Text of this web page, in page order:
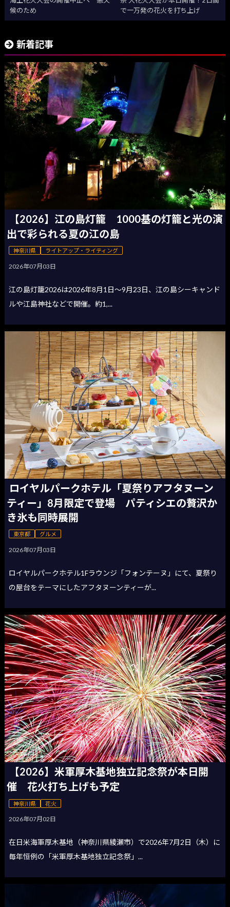
候のため
で一万発の花火を打ち上げ
新着記事
【2026】江の島灯籠 1000基の灯籠と光の演
出で彩られる夏の江の島
神奈川県 ライトアップ・ライティング
2026年07月03日
江の島灯籠2026は2026年8月1日〜9月23日、江の島シーキャンド
ルや江島神社などで開催。約1,...
ロイヤルパークホテル「夏祭りアフタヌーン
ティー」8月限定で登場 パティシエの贅沢か
き氷も同時展開
東京都 グルメ
2026年07月03日
ロイヤルパークホテル1Fラウンジ「フォンテーヌ」にて、夏祭り
の屋台をテーマにしたアフタヌーンティーが...
【2026】米軍厚木基地独立記念祭が本日開
催 花火打ち上げも予定
神奈川県 花火
2026年07月02日
在日米海軍厚木基地（神奈川県綾瀬市）で2026年7月2日（木）に
毎年恒例の「米軍厚木基地独立記念祭」...